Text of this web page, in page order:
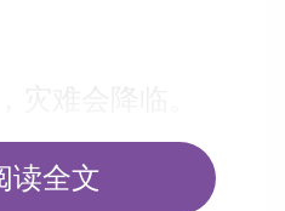
家里会闹矛盾。
读全文